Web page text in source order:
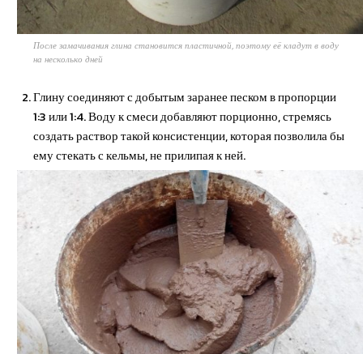
После замачивания глина становится пластичной, поэтому её кладут в воду
на несколько дней
Глину соединяют с добытым заранее песком в пропорции
1:3 или 1:4. Воду к смеси добавляют порционно, стремясь
создать раствор такой консистенции, которая позволила бы
ему стекать с кельмы, не прилипая к ней.